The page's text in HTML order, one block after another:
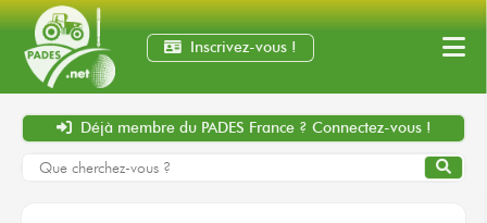
Inscrivez-vous !
Déjà membre du PADES France ? Connectez-vous !